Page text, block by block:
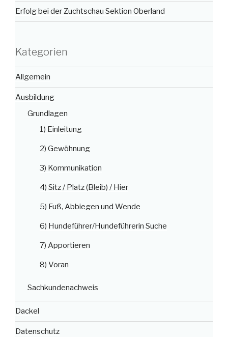
Erfolg bei der Zuchtschau Sektion Oberland
Kategorien
Allgemein
Ausbildung
Grundlagen
1) Einleitung
2) Gewöhnung
3) Kommunikation
4) Sitz / Platz (Bleib) / Hier
5) Fuß, Abbiegen und Wende
6) Hundeführer/Hundeführerin Suche
7) Apportieren
8) Voran
Sachkundenachweis
Dackel
Datenschutz